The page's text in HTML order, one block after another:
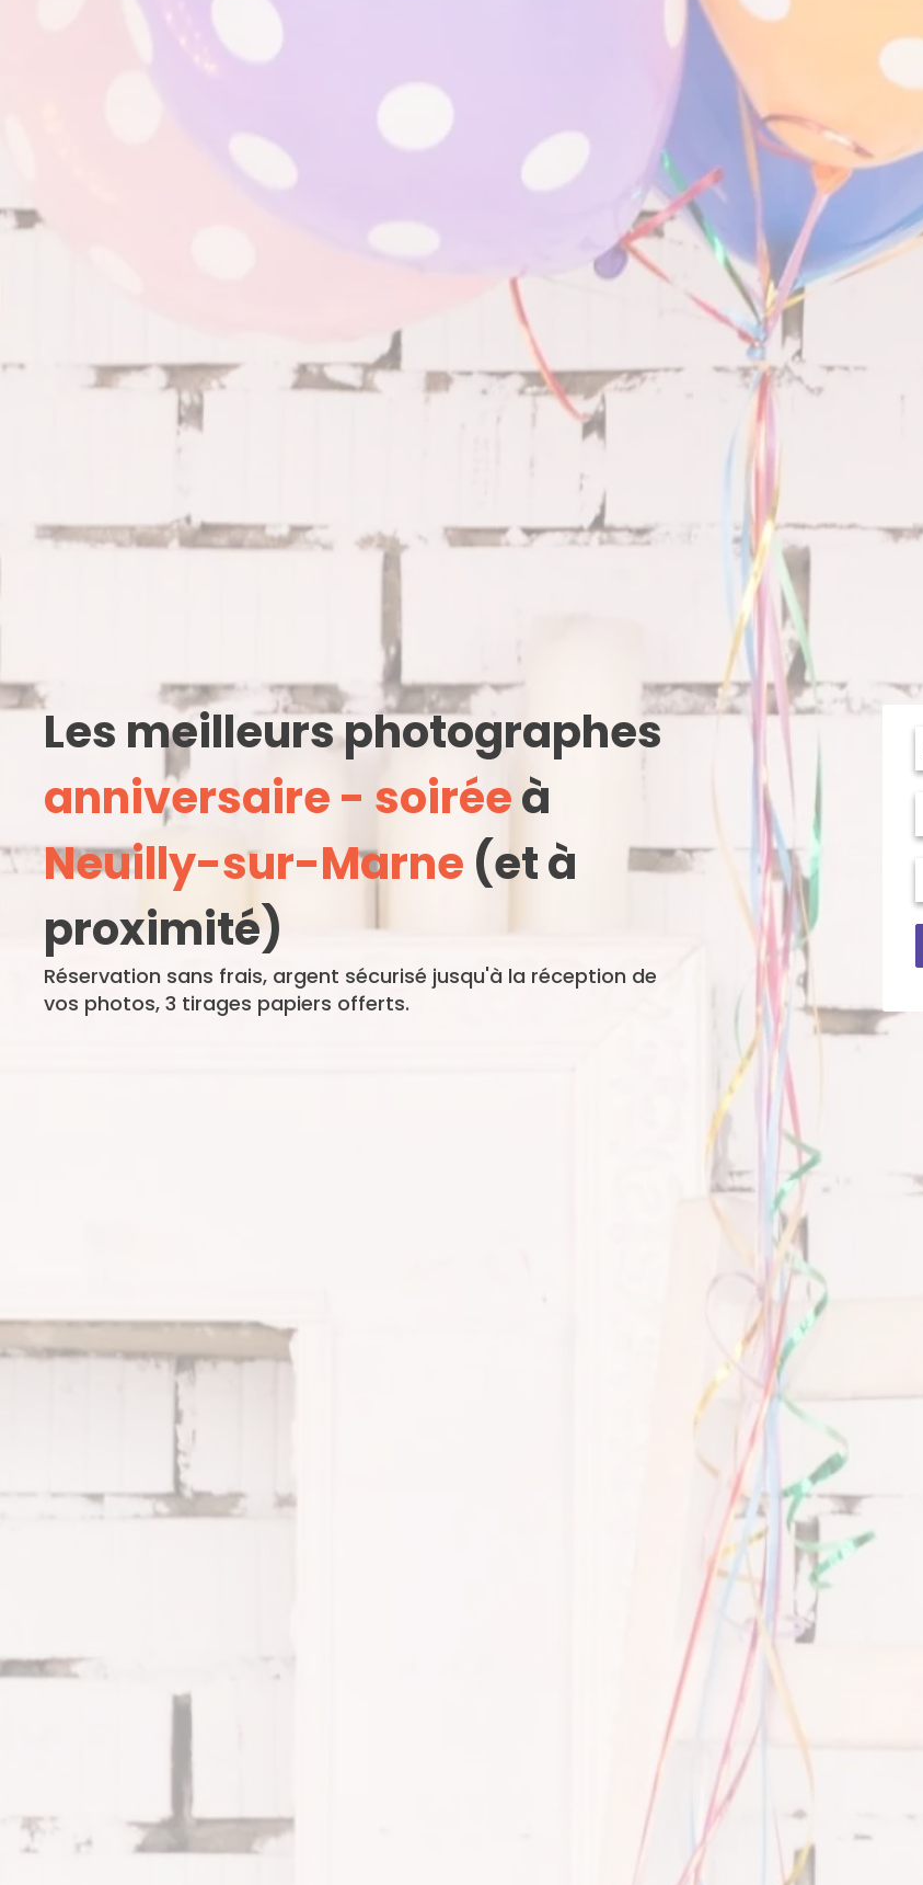
Les meilleurs photographes
anniversaire - soiréeà
Neuilly-sur-Marne (et à
proximité)
Réservation sans frais, argent sécurisé jusqu'à la réception de
vos photos, 3 tirages papiers offerts.